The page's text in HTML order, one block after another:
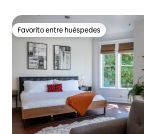
Favorito entre huéspedes
Favorito entre huéspedes